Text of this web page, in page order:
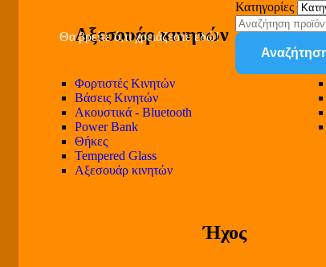
Αξεσουάρ κινητών
Φορτιστές Κινητών
Βάσεις Κινητών
Ακουστικά - Bluetooth
Power Bank
Θήκες
Tempered Glass
Αξεσουάρ κινητών
Ήχος
Θα βρείτε ό,τι χρειάζεστε εδώ!
Κατηγορίες